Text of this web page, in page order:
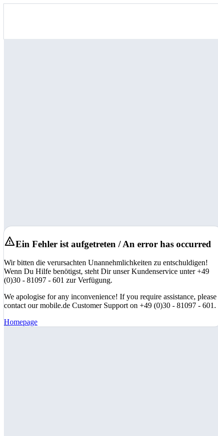
Ein Fehler ist aufgetreten / An error has occurred
Wir bitten die verursachten Unannehmlichkeiten zu entschuldigen!
Wenn Du Hilfe benötigst, steht Dir unser Kundenservice unter +49
(0)30 - 81097 - 601 zur Verfügung.
We apologise for any inconvenience! If you require assistance, please
contact our mobile.de Customer Support on +49 (0)30 - 81097 - 601.
Homepage